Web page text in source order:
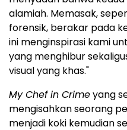
alamiah. Memasak,
forensik, berakar pada
ini menginspirasi kami
yang menghibur
visual yang khas."
My Chef in Crimeyang
mengisahkan seorang
menjadi koki kemudian